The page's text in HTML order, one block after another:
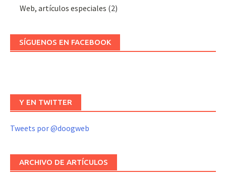
Web, artículos especiales (2)
SÍGUENOS EN FACEBOOK
Y EN TWITTER
Tweets por @doogweb
ARCHIVO DE ARTÍCULOS